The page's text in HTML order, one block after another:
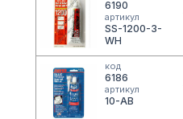
6190
артикул
SS-1200-3-
WH
код
6186
артикул
10-AB